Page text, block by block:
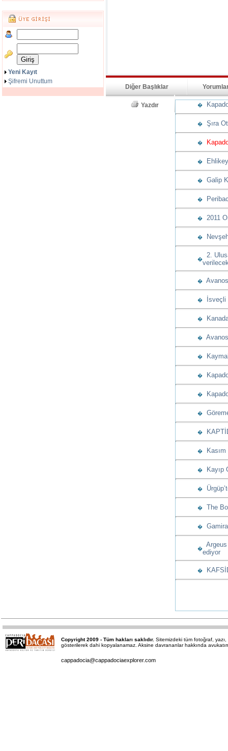
Yeni Kayıt
Şifremi Unuttum
Diğer Başlıklar
Yazdır �
� Şıra
�
�
� Galip
�
� 2011
�
�
2.
�
� İsveçli
�
�
�
�
�
�
�
� Kasım
� Kayıp
�
� The
�
�ediyor
�
Copyright 2009 - Tüm hakları saklıdır. Sitemizdeki tüm fotoğraf,
gösterilerek dahi kopyalanamaz. Aksine davrananlar hakkında
cappadocia@cappadociaexplorer.com